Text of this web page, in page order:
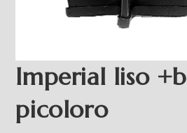
Imperial liso
picoloro